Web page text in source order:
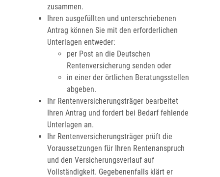
zusammen.
Ihren ausgefüllten und unterschriebenen
Antrag können Sie mit den erforderlichen
Unterlagen entweder:
per Post an die Deutschen
Rentenversicherung senden oder
in einer der örtlichen Beratungsstellen
abgeben.
Ihr Rentenversicherungsträger bearbeitet
Ihren Antrag und fordert bei Bedarf fehlende
Unterlagen an.
Ihr Rentenversicherungsträger prüft die
Voraussetzungen für Ihren Rentenanspruch
und den Versicherungsverlauf auf
Vollständigkeit. Gegebenenfalls klärt er